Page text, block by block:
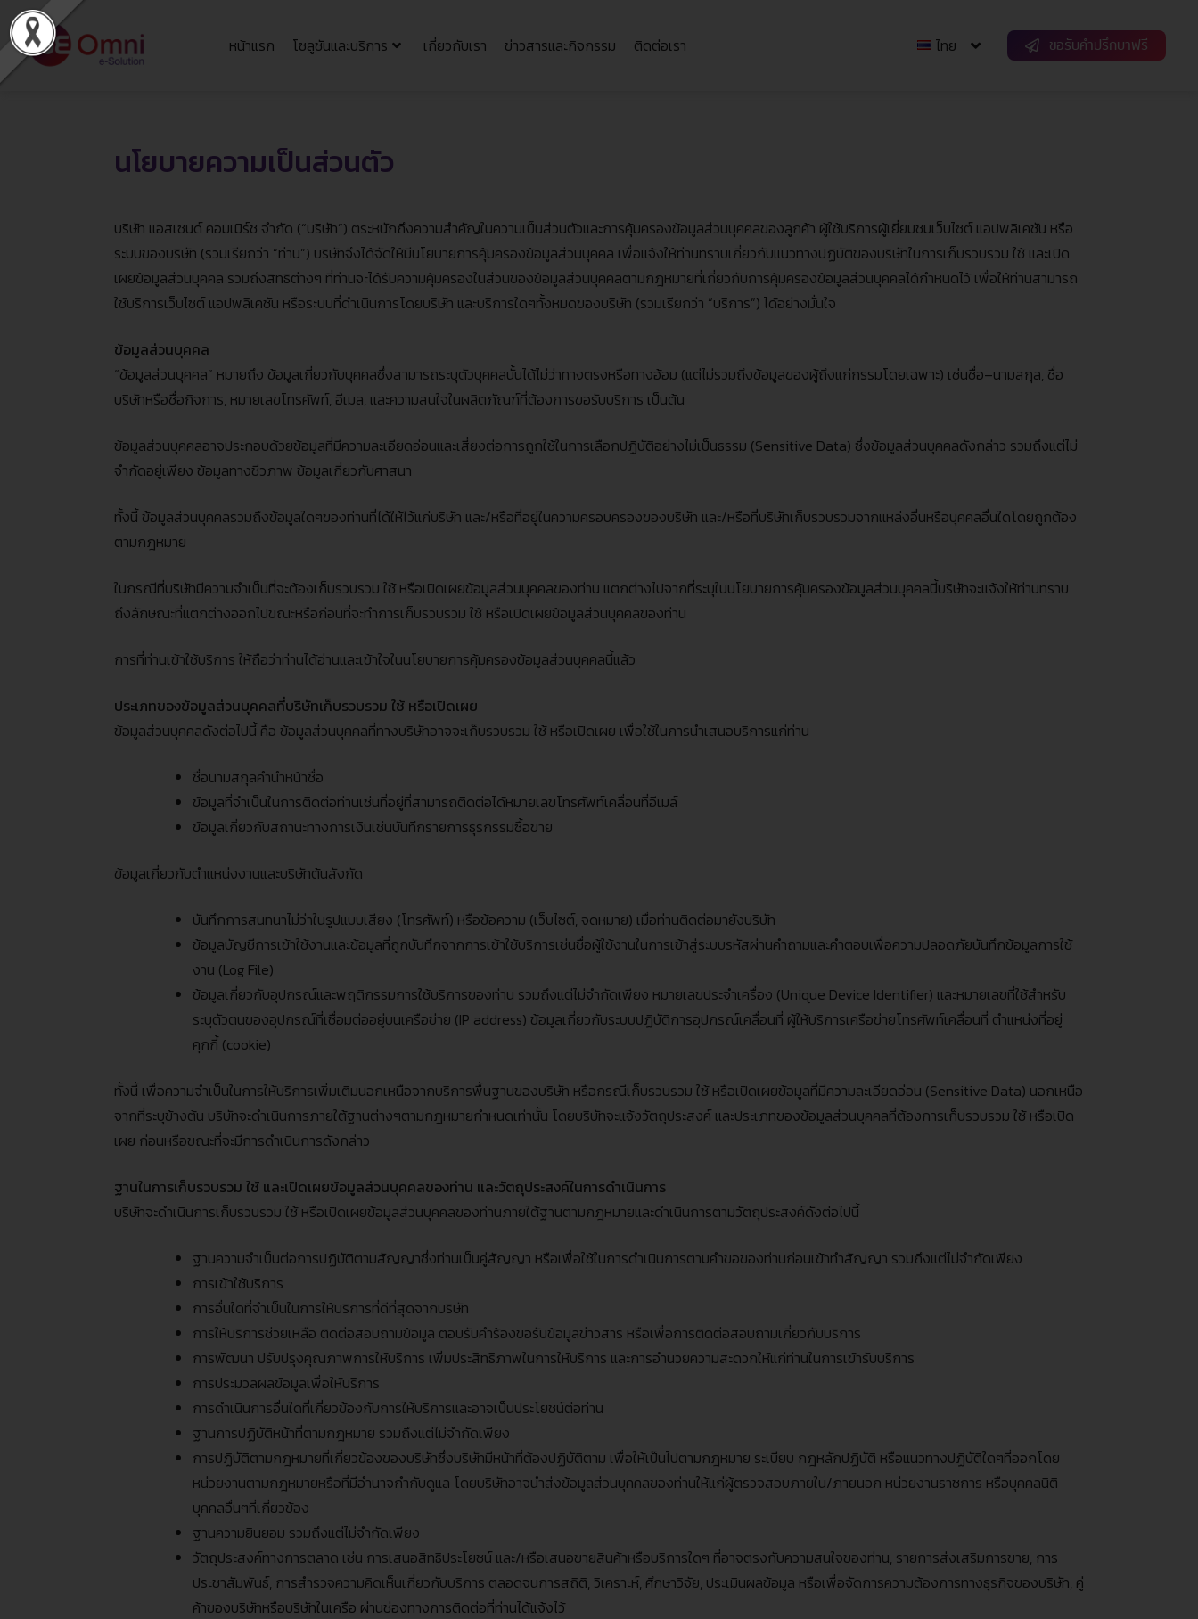
หน้าแรก โซลูชันและบริการ เกี่ยวกับเรา ข่าวสารและกิจกรรม ติดต่อเรา ไทย ขอรับคำปรึกษาฟรี
นโยบายความเป็นส่วนตัว
บริษัท แอสเซนด์ คอมเมิร์ช จำกัด (“บริษัท”) ตระหนักถึงความสําคัญในความเป็นส่วนตัวและการคุ้มครองข้อมูลส่วนบุคคลของลูกค้า ผู้ใช้บริการผู้เยี่ยมชมเว็บไซต์ แอปพลิเคชัน หรือ
ระบบของบริษัท (รวมเรียกว่า “ท่าน”) บริษัทจึงได้จัดให้มีนโยบายการคุ้มครองข้อมูลส่วนบุคคล เพื่อแจ้งให้ท่านทราบเกี่ยวกับแนวทางปฏิบัติของบริษัทในการเก็บรวบรวม ใช้ และเปิด
เผยข้อมูลส่วนบุคคล รวมถึงสิทธิต่างๆ ที่ท่านจะได้รับความคุ้มครองในส่วนของข้อมูลส่วนบุคคลตามกฎหมายที่เกี่ยวกับการคุ้มครองข้อมูลส่วนบุคคลได้กำหนดไว้ เพื่อให้ท่านสามารถ
ใช้บริการเว็บไซต์ แอปพลิเคชัน หรือระบบที่ดำเนินการโดยบริษัท และบริการใดๆทั้งหมดของบริษัท (รวมเรียกว่า “บริการ”) ได้อย่างมั่นใจ
ข้อมูลส่วนบุคคล
“ข้อมูลส่วนบุคคล” หมายถึง ข้อมูลเกี่ยวกับบุคคลซึ่งสามารถระบุตัวบุคคลนั้นได้ไม่ว่าทางตรงหรือทางอ้อม (แต่ไม่รวมถึงข้อมูลของผู้ถึงแก่กรรมโดยเฉพาะ) เช่นชื่อ–นามสกุล, ชื่อ
บริษัทหรือชื่อกิจการ, หมายเลขโทรศัพท์, อีเมล, และความสนใจในผลิตภัณฑ์ที่ต้องการขอรับบริการ เป็นต้น
ข้อมูลส่วนบุคคลอาจประกอบด้วยข้อมูลที่มีความละเอียดอ่อนและเสี่ยงต่อการถูกใช้ในการเลือกปฏิบัติอย่างไม่เป็นธรรม (Sensitive Data) ซึ่งข้อมูลส่วนบุคคลดังกล่าว รวมถึงแต่ไม่
จำกัดอยู่เพียง ข้อมูลทางชีวภาพ ข้อมูลเกี่ยวกับศาสนา
ทั้งนี้ ข้อมูลส่วนบุคคลรวมถึงข้อมูลใดๆของท่านที่ได้ให้ไว้แก่บริษัท และ/หรือที่อยู่ในความครอบครองของบริษัท และ/หรือที่บริษัทเก็บรวบรวมจากแหล่งอื่นหรือบุคคลอื่นใดโดยถูกต้อง
ตามกฎหมาย
ในกรณีที่บริษัทมีความจำเป็นที่จะต้องเก็บรวบรวม ใช้ หรือเปิดเผยข้อมูลส่วนบุคคลของท่าน แตกต่างไปจากที่ระบุในนโยบายการคุ้มครองข้อมูลส่วนบุคคลนี้บริษัทจะแจ้งให้ท่านทราบ
ถึงลักษณะที่แตกต่างออกไปขณะหรือก่อนที่จะทำการเก็บรวบรวม ใช้ หรือเปิดเผยข้อมูลส่วนบุคคลของท่าน
การที่ท่านเข้าใช้บริการ ให้ถือว่าท่านได้อ่านและเข้าใจในนโยบายการคุ้มครองข้อมูลส่วนบุคคลนี้แล้ว
ประเภทของข้อมูลส่วนบุคคลที่บริษัทเก็บรวบรวม ใช้ หรือเปิดเผย
ข้อมูลส่วนบุคคลดังต่อไปนี้ คือ ข้อมูลส่วนบุคคลที่ทางบริษัทอาจจะเก็บรวบรวม ใช้ หรือเปิดเผย เพื่อใช้ในการนำเสนอบริการแก่ท่าน
ชื่อนามสกุลคำนำหน้าชื่อ
ข้อมูลที่จำเป็นในการติดต่อท่านเช่นที่อยู่ที่สามารถติดต่อได้หมายเลขโทรศัพท์เคลื่อนที่อีเมล์
ข้อมูลเกี่ยวกับสถานะทางการเงินเช่นบันทึกรายการธุรกรรมซื้อขาย
ข้อมูลเกี่ยวกับตำแหน่งงานและบริษัทต้นสังกัด
บันทึกการสนทนาไม่ว่าในรูปแบบเสียง (โทรศัพท์) หรือข้อความ (เว็บไซต์, จดหมาย) เมื่อท่านติดต่อมายังบริษัท
ข้อมูลบัญชีการเข้าใช้งานและข้อมูลที่ถูกบันทึกจากการเข้าใช้บริการเช่นชื่อผู้ใข้งานในการเข้าสู่ระบบรหัสผ่านคำถามและคำตอบเพื่อความปลอดภัยบันทึกข้อมูลการใช้
งาน (Log File)
ข้อมูลเกี่ยวกับอุปกรณ์และพฤติกรรมการใช้บริการของท่าน รวมถึงแต่ไม่จำกัดเพียง หมายเลขประจำเครื่อง (Unique Device Identifier) และหมายเลขที่ใช้สำหรับ
ระบุตัวตนของอุปกรณ์ที่เชื่อมต่ออยู่บนเครือข่าย (IP address) ข้อมูลเกี่ยวกับระบบปฏิบัติการอุปกรณ์เคลื่อนที่ ผู้ให้บริการเครือข่ายโทรศัพท์เคลื่อนที่ ตำแหน่งที่อยู่
คุกกี้ (cookie)
ทั้งนี้ เพื่อความจำเป็นในการให้บริการเพิ่มเติมนอกเหนือจากบริการพื้นฐานของบริษัท หรือกรณีเก็บรวบรวม ใช้ หรือเปิดเผยข้อมูลที่มีความละเอียดอ่อน (Sensitive Data) นอกเหนือ
จากที่ระบุข้างต้น บริษัทจะดำเนินการภายใต้ฐานต่างๆตามกฎหมายกำหนดเท่านั้น โดยบริษัทจะแจ้งวัตถุประสงค์ และประเภทของข้อมูลส่วนบุคคลที่ต้องการเก็บรวบรวม ใช้ หรือเปิด
เผย ก่อนหรือขณะที่จะมีการดำเนินการดังกล่าว
ฐานในการเก็บรวบรวม ใช้ และเปิดเผยข้อมูลส่วนบุคคลของท่าน และวัตถุประสงค์ในการดำเนินการ
บริษัทจะดำเนินการเก็บรวบรวม ใช้ หรือเปิดเผยข้อมูลส่วนบุคคลของท่านภายใต้ฐานตามกฎหมายและดำเนินการตามวัตถุประสงค์ดังต่อไปนี้
ฐานความจำเป็นต่อการปฏิบัติตามสัญญาซึ่งท่านเป็นคู่สัญญา หรือเพื่อใช้ในการดำเนินการตามคำขอของท่านก่อนเข้าทำสัญญา รวมถึงแต่ไม่จำกัดเพียง
การเข้าใช้บริการ
การอื่นใดที่จำเป็นในการให้บริการที่ดีที่สุดจากบริษัท
การให้บริการช่วยเหลือ ติดต่อสอบถามข้อมูล ตอบรับคำร้องขอรับข้อมูลข่าวสาร หรือเพื่อการติดต่อสอบถามเกี่ยวกับบริการ
การพัฒนา ปรับปรุงคุณภาพการให้บริการ เพิ่มประสิทธิภาพในการให้บริการ และการอำนวยความสะดวกให้แก่ท่านในการเข้ารับบริการ
การประมวลผลข้อมูลเพื่อให้บริการ
การดำเนินการอื่นใดที่เกี่ยวข้องกับการให้บริการและอาจเป็นประโยชน์ต่อท่าน
ฐานการปฏิบัติหน้าที่ตามกฎหมาย รวมถึงแต่ไม่จำกัดเพียง
การปฏิบัติตามกฎหมายที่เกี่ยวข้องของบริษัทซึ่งบริษัทมีหน้าที่ต้องปฏิบัติตาม เพื่อให้เป็นไปตามกฎหมาย ระเบียบ กฎหลักปฏิบัติ หรือแนวทางปฏิบัติใดๆที่ออกโดย
หน่วยงานตามกฎหมายหรือที่มีอำนาจกำกับดูแล โดยบริษัทอาจนำส่งข้อมูลส่วนบุคคลของท่านให้แก่ผู้ตรวจสอบภายใน/ภายนอก หน่วยงานราชการ หรือบุคคลนิติ
บุคคลอื่นๆที่เกี่ยวข้อง
ฐานความยินยอม รวมถึงแต่ไม่จำกัดเพียง
วัตถุประสงค์ทางการตลาด เช่น การเสนอสิทธิประโยชน์ และ/หรือเสนอขายสินค้าหรือบริการใดๆ ที่อาจตรงกับความสนใจของท่าน, รายการส่งเสริมการขาย, การ
ประชาสัมพันธ์, การสำรวจความคิดเห็นเกี่ยวกับบริการ ตลอดจนการสถิติ, วิเคราะห์, ศึกษาวิจัย, ประเมินผลข้อมูล หรือเพื่อจัดการความต้องการทางธุรกิจของบริษัท, คู่
ค้าของบริษัทหรือบริษัทในเครือ ผ่านช่องทางการติดต่อที่ท่านได้แจ้งไว้